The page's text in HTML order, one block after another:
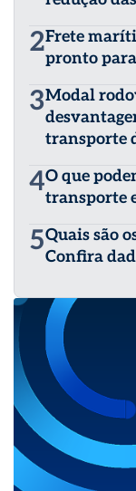
2Frete
pronto
3Modal
transporte
4O que
transporte
5Quais são
Confira